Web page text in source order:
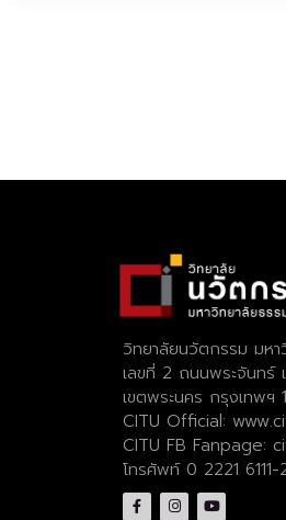
วิทยาลัยนวัตกรรม มห
เลขที่ 2 ถนนพระจันทร์
เขตพระนคร กรุงเทพฯ
CITU Official:
CITU FB Fanpage:
โทรศัพท์ 0 2221